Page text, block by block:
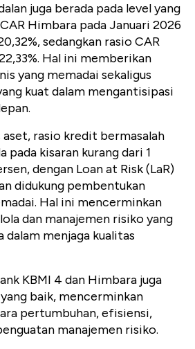
juga berada pada level yang
Himbara pada Januari 2026
sedangkan rasio CAR
Hal ini memberikan
yang memadai sekaligus
kuat dalam mengantisipasi
aset, rasio kredit bermasalah
pada kisaran kurang dari 1
dengan Loan at Risk (LaR)
didukung pembentukan
Hal ini mencerminkan
dan manajemen risiko yang
dalam menjaga kualitas
KBMI 4 dan Himbara juga
baik, mencerminkan
pertumbuhan, efisiensi,
manajemen risiko.